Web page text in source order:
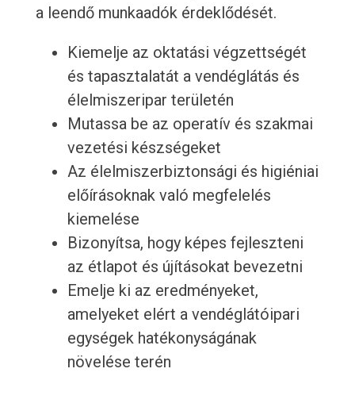
a leendő munkaadók érdeklődését.
Kiemelje az oktatási végzettségét
és tapasztalatát a vendéglátás és
élelmiszeripar területén
Mutassa be az operatív és szakmai
vezetési készségeket
Az élelmiszerbiztonsági és higiéniai
előírásoknak való megfelelés
kiemelése
Bizonyítsa, hogy képes fejleszteni
az étlapot és újításokat bevezetni
Emelje ki az eredményeket,
amelyeket elért a vendéglátóipari
egységek hatékonyságának
növelése terén